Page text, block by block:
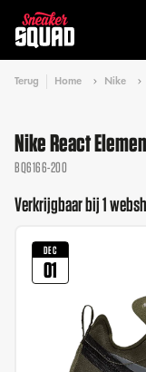
Terug Home Nike
Nike React
BQ6166-200
Verkrijgbaar bij 1
DEC
01